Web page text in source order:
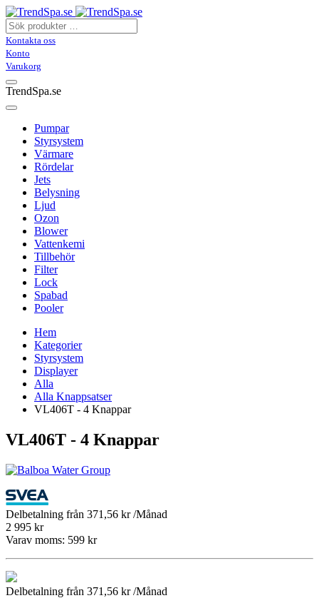
Kontakta oss
Konto
Varukorg
TrendSpa.se
Pumpar
Styrsystem
Värmare
Rördelar
Jets
Belysning
Ljud
Ozon
Blower
Vattenkemi
Tillbehör
Filter
Lock
Spabad
Pooler
Hem
Kategorier
Styrsystem
Displayer
Alla
Alla Knappsatser
VL406T - 4 Knappar
VL406T - 4 Knappar
Delbetalning från 371,56 kr /Månad
2 995 kr
Varav moms: 599 kr
Delbetalning från 371,56 kr /Månad